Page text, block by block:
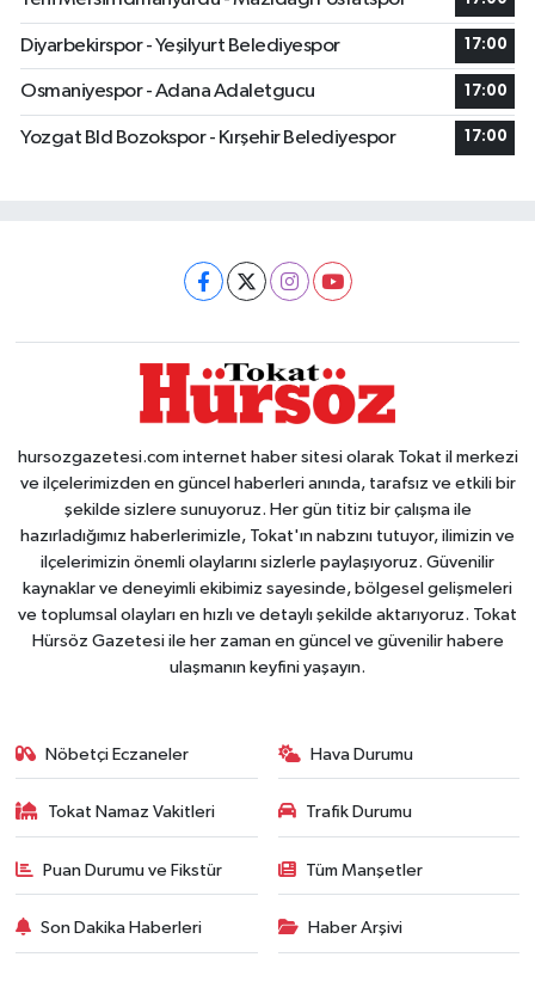
Diyarbekirspor - Yeşilyurt Belediyespor 17:00
Osmaniyespor - Adana Adaletgucu 17:00
Yozgat Bld Bozokspor - Kırşehir Belediyespor 17:00
hursozgazetesi.com internet haber sitesi olarak Tokat il merkezi
ve ilçelerimizden en güncel haberleri anında, tarafsız ve etkili bir
şekilde sizlere sunuyoruz. Her gün titiz bir çalışma ile
hazırladığımız haberlerimizle, Tokat'ın nabzını tutuyor, ilimizin ve
ilçelerimizin önemli olaylarını sizlerle paylaşıyoruz. Güvenilir
kaynaklar ve deneyimli ekibimiz sayesinde, bölgesel gelişmeleri
ve toplumsal olayları en hızlı ve detaylı şekilde aktarıyoruz. Tokat
Hürsöz Gazetesi ile her zaman en güncel ve güvenilir habere
ulaşmanın keyfini yaşayın.
Nöbetçi Eczaneler Hava Durumu
Tokat Namaz Vakitleri Trafik Durumu
Puan Durumu ve Fikstür Tüm Manşetler
Son Dakika Haberleri Haber Arşivi